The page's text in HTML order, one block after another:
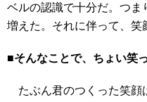
ベルの認識で十分だ。つ
増えた。それに伴って、笑
■そんなことで、ちょい笑
たぶん君のつくった笑顔